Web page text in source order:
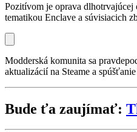
Pozitívom je oprava dlhotrvajúcej
tematikou Enclave a súvisiacich
Modderská komunita sa
aktualizácií na Steame a
Bude ťa zaujímať: